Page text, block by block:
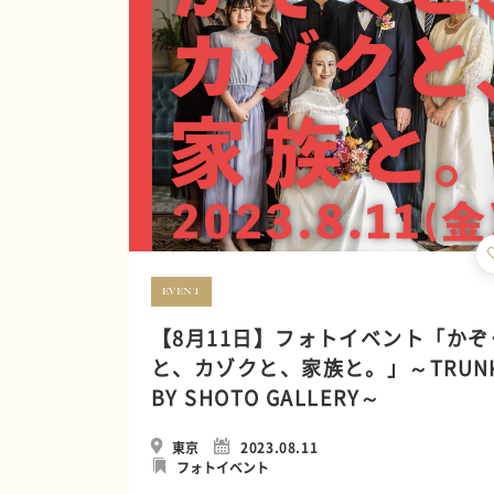
EVENT
【8月11日】フォトイベント「か
と、カゾクと、家族と。」～
BY SHOTO GALLERY～
東京
2023.08.11
フォトイベント